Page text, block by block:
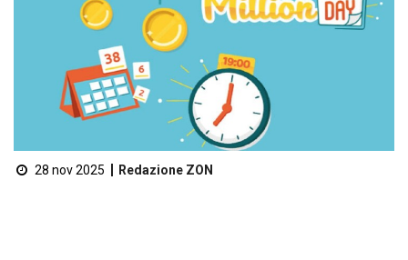
28 nov 2025 Redazione ZON